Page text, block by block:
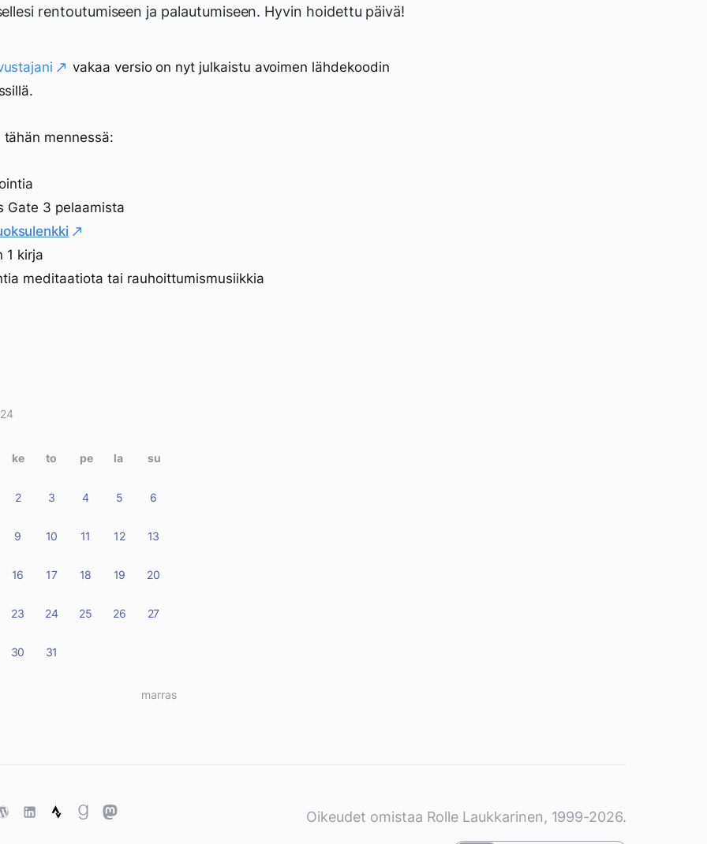
rentoutumiseen ja palautumiseen. Hyvin hoidettu päivä!
vakaa versio on nyt julkaistu avoimen lähdekoodin
tähän mennessä:
Gate 3 pelaamista
1 kirja
meditaatiota tai rauhoittumismusiikkia
ke to pe la su
2 3 4 5 6
9 10 11 12 13
16 17 18 19 20
23 24 25 26 27
30 31
marras »
WordPress
StravaGoodreads
Mastodon Oikeudet omistaa Rolle Laukkarinen, 1999-2026.